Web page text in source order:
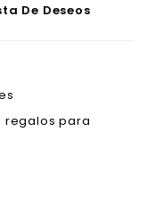
De Deseos
regalos para